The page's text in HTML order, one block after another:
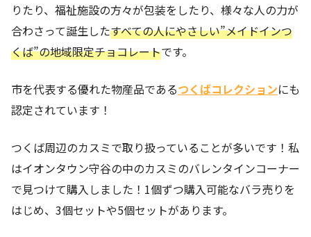
りたり、福祉施設の方々が包装をしたり、様々な人の力が
合わさって誕生したすべての人にやさしい”メイドインつ
くば”の地域限定チョコレートです。
市を代表する優れた物産品であるつくばコレクションにも
認定されています！
つくば周辺のカスミで取り扱っていることが多いです！私
はイオンタウン守谷の中のカスミのバレンタインコーナー
で見つけて購入しました！1個ずつ購入可能なバラ売りを
はじめ、3個セットや5個セットがあります。